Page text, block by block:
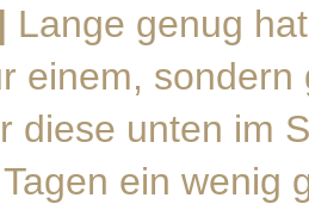
Lange genug
einem,
diese unten im
ein wenig